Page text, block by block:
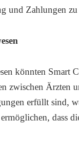
und Zahlungen
könnten Smart
zwischen Ärzten
erfüllt sind,
dass